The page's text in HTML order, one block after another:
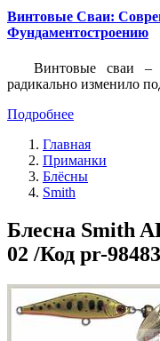
Винтовые Сваи:
Фундаментостроению
Винтовые сваи –
радикально изменило
Подробнее
Главная
Приманки
Блёсны
Smith
Блесна Smith
02 /Код pr-98483